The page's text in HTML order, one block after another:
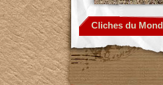
Cliches du